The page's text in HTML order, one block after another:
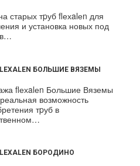
старых тpуб flехalеn для
и установка новых под
БОЛЬШИЕ ВЯЗЕМЫ
flехalеn Большие Вяземы
возможность
тpуб в
БОРОДИНО